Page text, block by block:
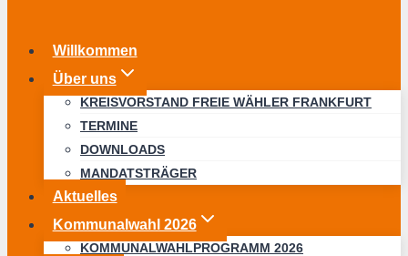
Willkommen
Über uns
KREISVORSTAND FREIE WÄHLER FRANKFURT
TERMINE
DOWNLOADS
MANDATSTRÄGER
Aktuelles
Kommunalwahl 2026
KOMMUNALWAHLPROGRAMM 2026